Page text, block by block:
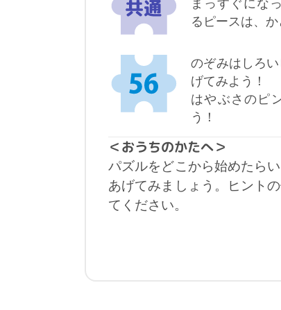
るピースは、か
のぞみはしろ
げてみよう！
はやぶさのピ
う！
＜おうちのかたへ＞
パズルをどこから始めたら
あげてみましょう。ヒント
てください。